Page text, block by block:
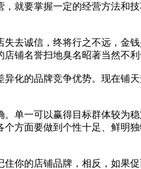
就要掌握一定的经营方法和
去诚信，终将行之不远，金
铺名誉扫地臭名昭著当然不利
化的品牌竞争优势。现在铺
单一可以赢得目标群体较为
方面要做到个性十足、鲜明
你的店铺品牌，相反，如果